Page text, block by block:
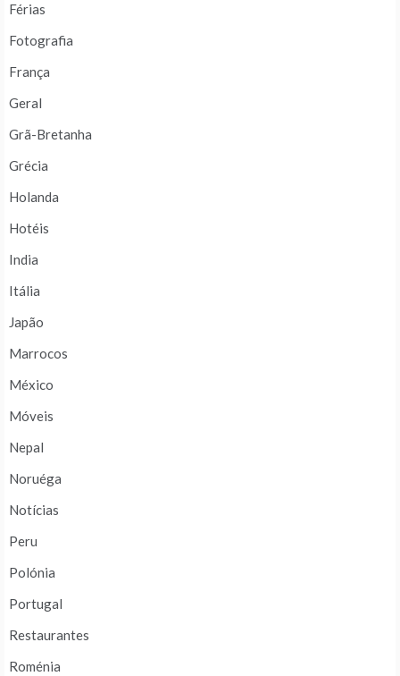
Férias
Fotografia
França
Geral
Grã-Bretanha
Grécia
Holanda
Hotéis
India
Itália
Japão
Marrocos
México
Móveis
Nepal
Noruéga
Notícias
Peru
Polónia
Portugal
Restaurantes
Roménia